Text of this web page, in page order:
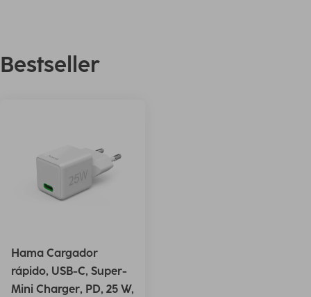
Bestseller
Hama Cargador
rápido, USB-C, Super-
Mini Charger, PD, 25 W,